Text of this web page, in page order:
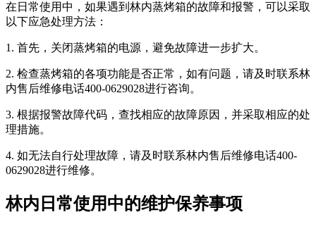
在日常使用中，如果遇到林内蒸烤箱的故障和报警，可以采取
以下应急处理方法：
1. 首先，关闭蒸烤箱的电源，避免故障进一步扩大。
2. 检查蒸烤箱的各项功能是否正常，如有问题，请及时联系林
内售后维修电话400-0629028进行咨询。
3. 根据报警故障代码，查找相应的故障原因，并采取相应的处
理措施。
4. 如无法自行处理故障，请及时联系林内售后维修电话400-
0629028进行维修。
林内日常使用中的维护保养事项